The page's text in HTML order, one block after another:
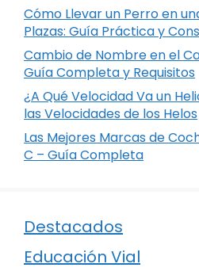
Cómo Llevar un Perro en
Plazas: Guía Práctica y
Cambio de Nombre en el
Guía Completa y Requisitos
¿A Qué Velocidad Va un
las Velocidades de los Helos
Las Mejores Marcas de
C – Guía Completa
Destacados
Educación Vial